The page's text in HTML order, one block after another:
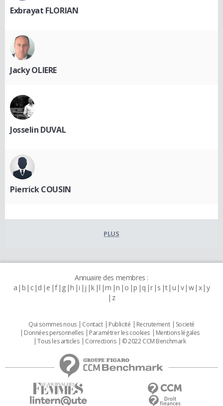
Exbrayat FLORIAN
Jacky OLIERE
Josselin DUVAL
Pierrick COUSIN
PLUS
Annuaire des membres :
a b c d e f g h i j k l m n o p q r s t u v w x y
z
Qui sommes nous Contact Publicité Recrutement
Societé
Données personnelles
Paramétrer les cookies
Mentions légales
Tous les articles
Corrections © 2022 CCM Benchmark